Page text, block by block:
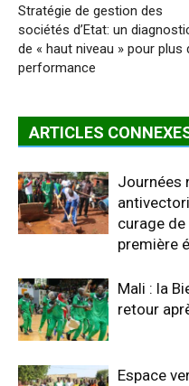
Stratégie de gestion des
sociétés d’Etat: un
de « haut niveau » pour plus
performance
ARTICLES
Journées
curage
première
Mali : la
retour
Espace